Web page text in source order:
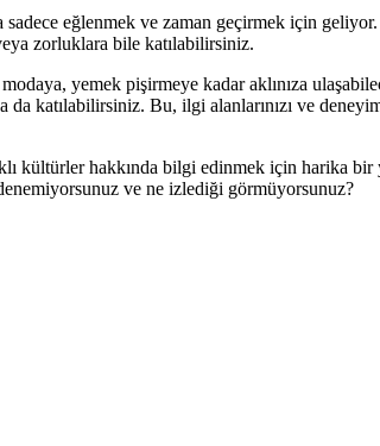
eğlenmek ve zaman geçirmek için
zorluklara bile katılabilirsiniz.
yemek pişirmeye kadar aklınıza
da katılabilirsiniz. Bu, ilgi alanlarınızı ve
kültürler hakkında bilgi edinmek için harika
ve ne izlediği görmüyorsunuz?